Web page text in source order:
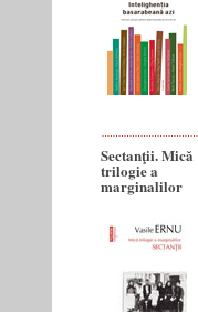
Sectanţii. Mică
trilogie a
marginalilor